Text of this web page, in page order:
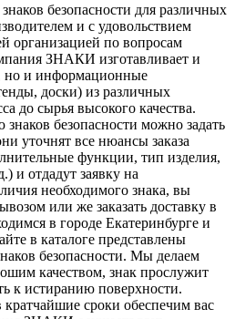
безопасности для различных
и с удовольствием
организацией по вопросам
ЗНАКИ изготавливает и
но и информационные
доски) из различных
до сырья высокого качества.
безопасности можно задать
уточнят все нюансы заказа
функции, тип изделия,
и отдадут заявку на
необходимого знака, вы
или же заказать доставку в
в городе Екатеринбурге и
в каталоге представлены
безопасности. Мы делаем
качеством, знак прослужит
к истиранию поверхности.
сроки обеспечим вас